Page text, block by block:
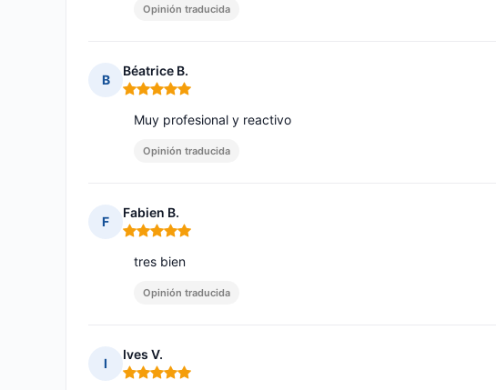
Opinión traducida
B
Béatrice B.
Nota: 5 de 5
Muy profesional y reactivo
Opinión traducida
F
Fabien B.
Nota: 5 de 5
tres bien
Opinión traducida
I
Ives V.
Nota: 5 de 5